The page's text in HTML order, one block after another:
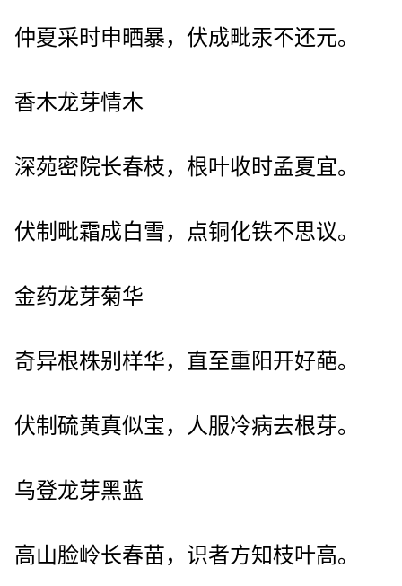
仲夏采时申晒暴，伏成毗汞不还元。
香木龙芽情木
深苑密院长春枝，根叶收时孟夏宜。
伏制毗霜成白雪，点铜化铁不思议。
金药龙芽菊华
奇异根株别样华，直至重阳开好葩。
伏制硫黄真似宝，人服冷病去根芽。
乌登龙芽黑蓝
高山脸岭长春苗，识者方知枝叶高。